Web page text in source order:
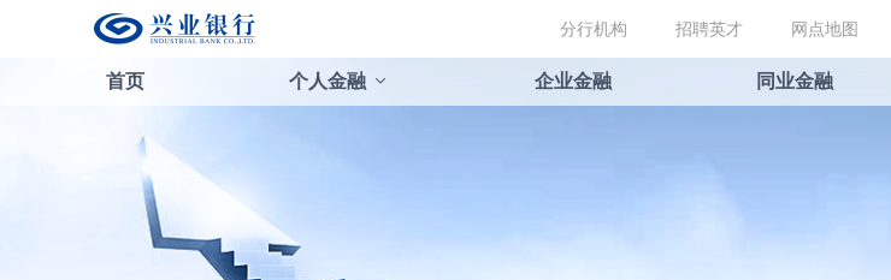
分行机构 招聘英才 网点地图
首页 个人金融 企业金融 同业金融